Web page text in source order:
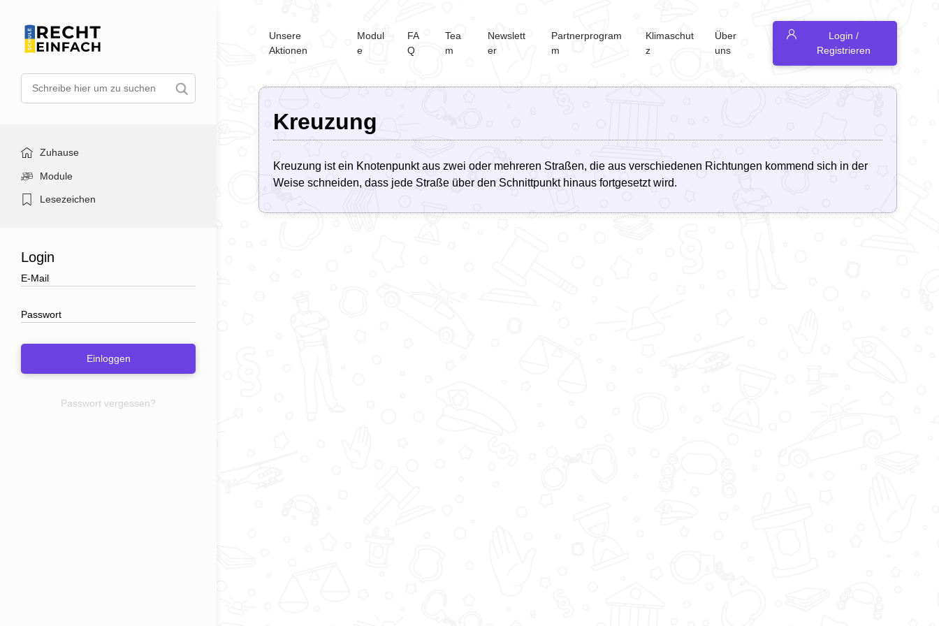
Zuhause
Module
Lesezeichen
Login
Einloggen
Passwort vergessen?
Unsere
Aktionen
Modul
e
FA
Q
Tea
m
Newslett
er
Partnerprogram
m
Klimaschut
z
Über
uns
Login /
Registrieren
Kreuzung
Kreuzung ist ein Knotenpunkt aus zwei oder mehreren Straßen, die aus verschiedenen Richtungen kommend sich in der
Weise schneiden, dass jede Straße über den Schnittpunkt hinaus fortgesetzt wird.